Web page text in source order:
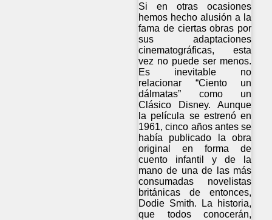
Si en otras ocasiones
hemos hecho alusión a la
fama de ciertas obras por
sus adaptaciones
cinematográficas, esta
vez no puede ser menos.
Es inevitable no
relacionar “Ciento un
dálmatas” como un
Clásico Disney. Aunque
la película se estrenó en
1961, cinco años antes se
había publicado la obra
original en forma de
cuento infantil y de la
mano de una de las más
consumadas novelistas
británicas de entonces,
Dodie Smith. La historia,
que todos conocerán,